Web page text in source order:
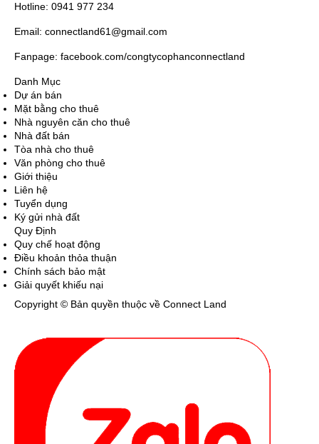
Hotline: 0941 977 234
Email: connectland61@gmail.com
Fanpage: facebook.com/congtycophanconnectland
Danh Mục
Dự án bán
Mặt bằng cho thuê
Nhà nguyên căn cho thuê
Nhà đất bán
Tòa nhà cho thuê
Văn phòng cho thuê
Giới thiệu
Liên hệ
Tuyển dụng
Ký gửi nhà đất
Quy Định
Quy chế hoạt động
Điều khoản thỏa thuận
Chính sách bảo mật
Giải quyết khiếu nại
Copyright © Bản quyền thuộc về Connect Land